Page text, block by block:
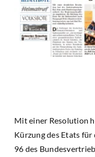
Mit einer Resolution
Kürzung des Etats
96 des